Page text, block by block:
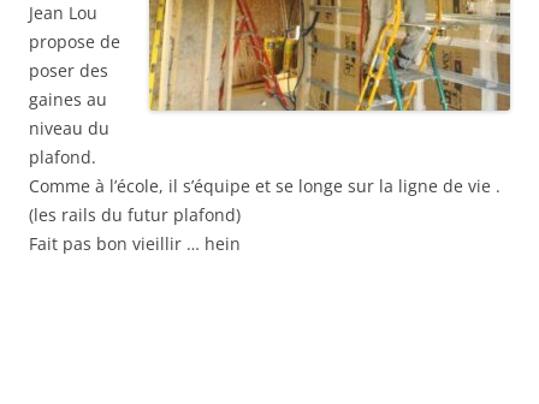
Jean Lou
propose de
poser des
gaines au
niveau du
plafond.
Comme à l’école, il s’équipe et se longe sur la ligne de vie .
(les rails du futur plafond)
Fait pas bon vieillir … hein